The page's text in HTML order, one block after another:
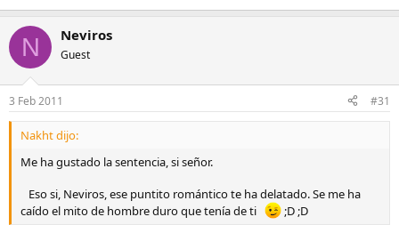
+1. Sí señor
N Neviros
Guest
3 Feb 2011 #31
Nakht dijo:
Me ha gustado la sentencia, si señor.
Eso si, Neviros, ese puntito romántico te ha delatado. Se me ha
caído el mito de hombre duro que tenía de ti
;D ;D